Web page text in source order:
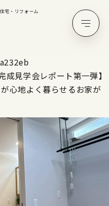
宅・リフォーム
完成見学会レポート第一弾】
心地よく暮らせるお家が